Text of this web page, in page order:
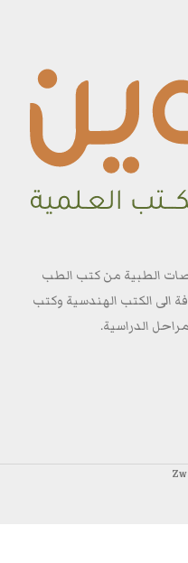
الطبية من كتب الطب
الى الكتب الهندسية وكتب
الدراسية.